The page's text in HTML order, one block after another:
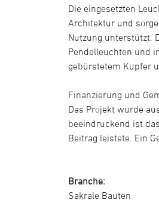
Die eingesetzten
Architektur und
Nutzung unterstützt.
Pendelleuchten und
gebürstetem Kupfer
Finanzierung und
Das Projekt wurde
beeindruckend ist
Beitrag leistete. Ein
Branche:
Sakrale Bauten